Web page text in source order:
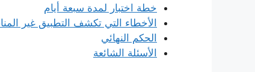
خطة اختبار لمدة سبعة أيام
الأخطاء التي تكشف التطبيق غير
الحكم النهائي
الأسئلة الشائعة